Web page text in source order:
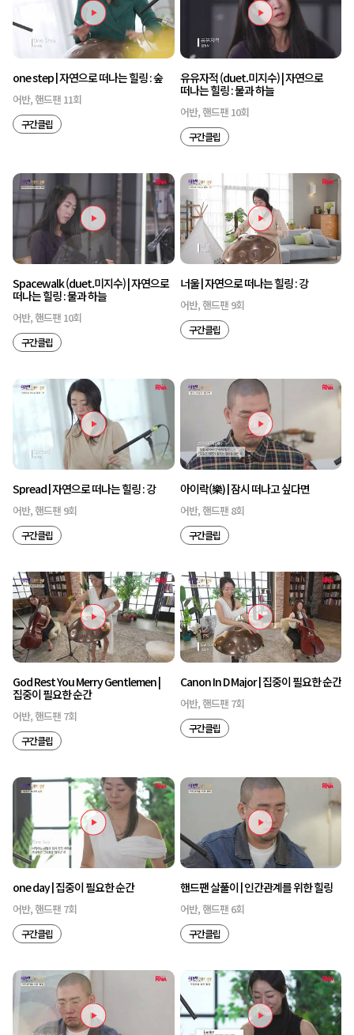
one step | 자연으로 떠나는 힐링 : 숲
어반, 핸드팬 11회
구간클립
유유자적 (duet.미지수) | 자연으로
떠나는 힐링 : 물과 하늘
어반, 핸드팬 10회
구간클립
Spacewalk (duet.미지수) | 자연으로
떠나는 힐링 : 물과 하늘
어반, 핸드팬 10회
구간클립
너울 | 자연으로 떠나는 힐링 : 강
어반, 핸드팬 9회
구간클립
Spread | 자연으로 떠나는 힐링 : 강
어반, 핸드팬 9회
구간클립
아이락(樂) | 잠시 떠나고 싶다면
어반, 핸드팬 8회
구간클립
God Rest You Merry Gentlemen |
집중이 필요한 순간
어반, 핸드팬 7회
구간클립
Canon In D Major | 집중이 필요한 순간
어반, 핸드팬 7회
구간클립
one day | 집중이 필요한 순간
어반, 핸드팬 7회
구간클립
핸드팬 살풀이 | 인간관계를 위한 힐링
어반, 핸드팬 6회
구간클립